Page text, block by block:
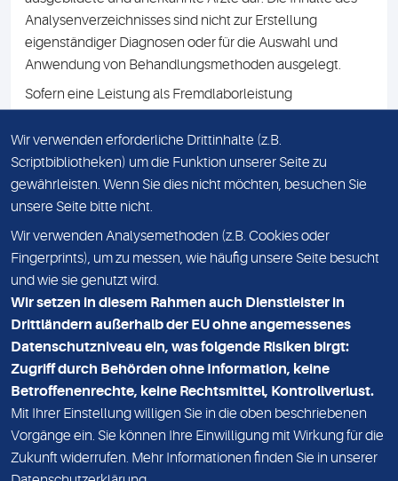
Analysenverzeichnisses sind nicht zur Erstellung
eigenständiger Diagnosen oder für die Auswahl und
Anwendung von Behandlungsmethoden ausgelegt.
Sofern eine Leistung als Fremdlaborleistung
Namen des Fremdlabors mit. Mit der Beauftragung der
Fremdlaborleistung erklären Sie sich mit dieser
Vereinbarung einverstanden.
DATENSCHUTZ
KONTAKT
NEWSLETTER
ADRESSE
MVZ Medizinisches Labor Nord MLN GmbH
Essener Straße 108
22419 Hamburg
Wir verwenden erforderliche Drittinhalte (z.B.
Scriptbibliotheken) um die Funktion unserer Seite zu
gewährleisten. Wenn Sie dies nicht möchten, besuchen Sie
unsere Seite bitte nicht.
Wir verwenden Analysemethoden (z.B. Cookies oder
Fingerprints), um zu messen, wie häufig unsere Seite besucht
und wie sie genutzt wird.
Wir setzen in diesem Rahmen auch Dienstleister in
Drittländern außerhalb der EU ohne angemessenes
Datenschutzniveau ein, was folgende Risiken birgt:
Zugriff durch Behörden ohne Information, keine
Betroffenenrechte, keine Rechtsmittel, Kontrollverlust.
Mit Ihrer Einstellung willigen Sie in die oben beschriebenen
Vorgänge ein. Sie können Ihre Einwilligung mit Wirkung für die
Zukunft widerrufen. Mehr Informationen finden Sie in unserer